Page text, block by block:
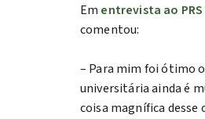
Em entrevista ao
comentou:
– Para mim foi ótimo
universitária ainda é
coisa magnífica